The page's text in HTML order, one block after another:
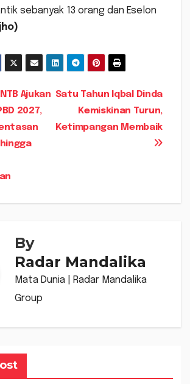
sebanyak 13 orang dan Eselon
Satu Tahun Iqbal Dinda
Kemiskinan Turun,
Ketimpangan Membaik
Ajukan
2027,
By
Radar Mandalika
Mata Dunia | Radar Mandalika
Group